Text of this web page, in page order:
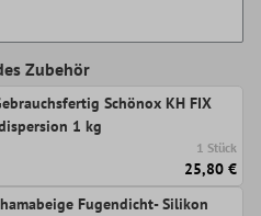
Zubehör
Schönox KH FIX
1 kg
1 Stück
25,80 €
Fugendicht- Silikon